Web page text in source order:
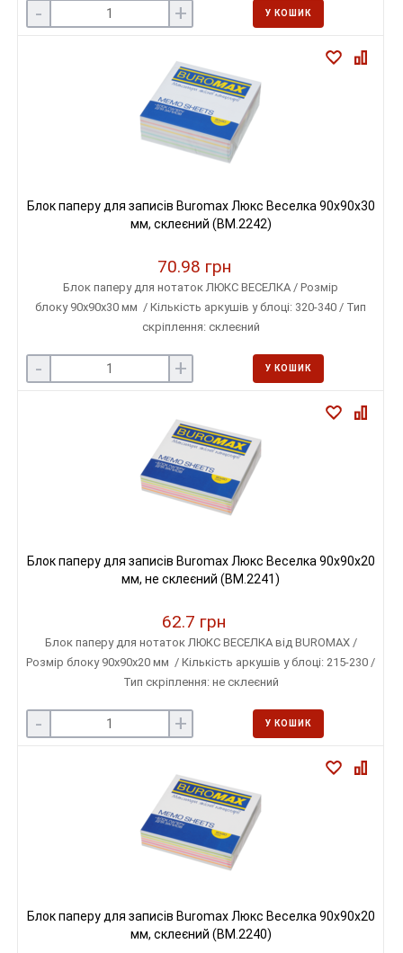
- + У КОШИК
Блок паперу для записів Buromax Люкс Веселка 90х90х30
мм, склеєний (BM.2242)
70.98 грн
Блок паперу для нотаток ЛЮКС ВЕСЕЛКА / Розмір
блоку 90х90х30 мм / Кількість аркушів у блоці: 320-340 / Тип
скріплення: склеєний
- + У КОШИК
Блок паперу для записів Buromax Люкс Веселка 90х90х20
мм, не склеєний (BM.2241)
62.7 грн
Блок паперу для нотаток ЛЮКС ВЕСЕЛКА від BUROMAX /
Розмір блоку 90х90х20 мм / Кількість аркушів у блоці: 215-230 /
Тип скріплення: не склеєний
- + У КОШИК
Блок паперу для записів Buromax Люкс Веселка 90х90х20
мм, склеєний (BM.2240)